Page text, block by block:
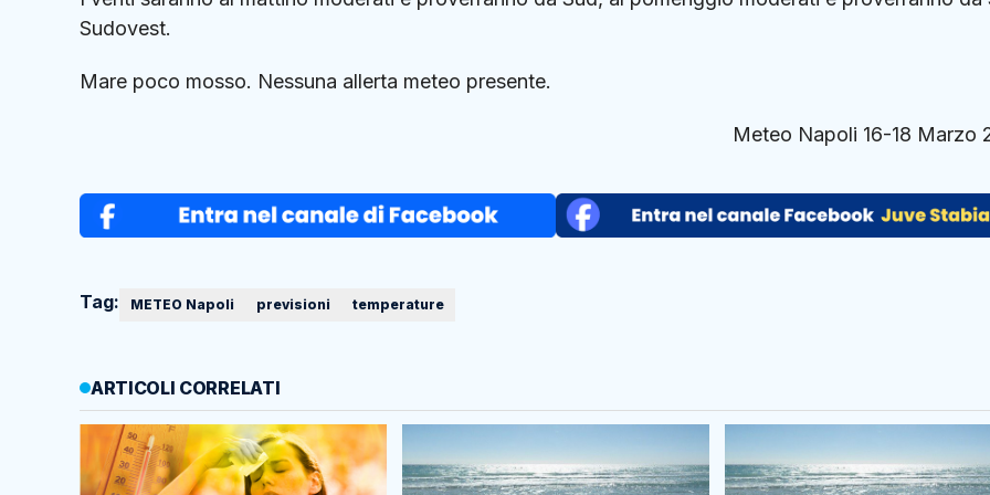
Sudovest.
Mare poco mosso. Nessuna allerta meteo presente.
Meteo Napoli 16-18 Marzo
Tag: METEO Napoli previsioni temperature
ARTICOLI CORRELATI